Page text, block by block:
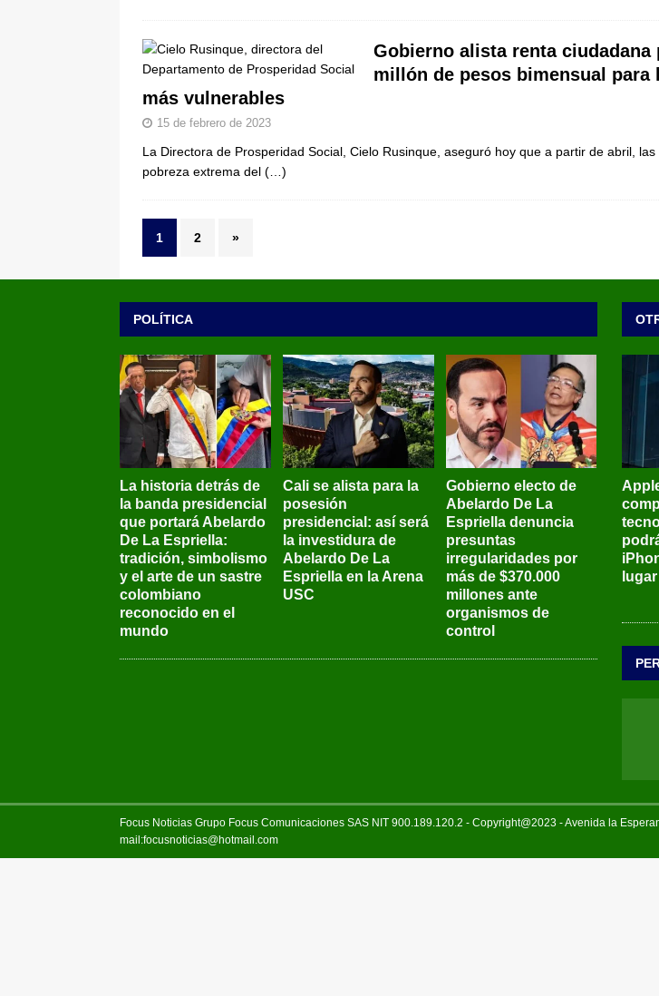
Gobierno alista renta ciudadana
millón de pesos bimensual para
más vulnerables
15 de febrero de 2023
La Directora de Prosperidad Social, Cielo Rusinque, aseguró hoy que a partir de abril, las
pobreza extrema del (…)
1 2 »
POLÍTICA
La historia detrás de
la banda presidencial
que portará Abelardo
De La Espriella:
tradición, simbolismo
y el arte de un sastre
colombiano
reconocido en el
mundo
Cali se alista para la
posesión
presidencial: así será
la investidura de
Abelardo De La
Espriella en la Arena
USC
Gobierno electo de
Abelardo De La
Espriella denuncia
presuntas
irregularidades por
más de $370.000
millones ante
organismos de
control
Focus Noticias Grupo Focus Comunicaciones SAS NIT 900.189.120.2 - Copyright@2023 - Avenida la
mail:focusnoticias@hotmail.com